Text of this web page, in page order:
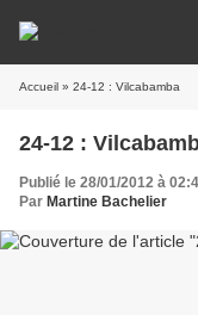
Accueil » 24-12 : Vilcabamba
24-12 :
Publié le 28/01/2012 à
Par Martine Bachelier